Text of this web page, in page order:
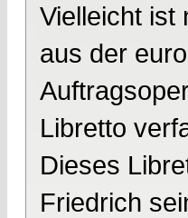
Vielleicht ist
aus der
Libretto
Dieses
Friedrich